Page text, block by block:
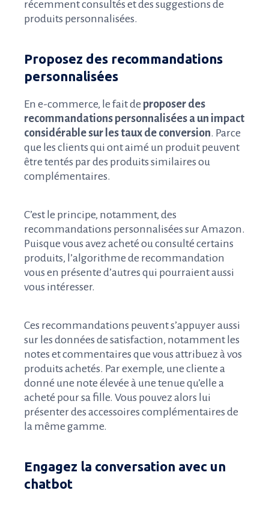
récemment consultés et des suggestions de
produits personnalisées.
Proposez des recommandations
personnalisées
En e-commerce, le fait de proposer des
recommandations personnalisées a un impact
considérable sur les taux de conversion. Parce
que les clients qui ont aimé un produit peuvent
être tentés par des produits similaires ou
complémentaires.
C’est le principe, notamment, des
recommandations personnalisées sur Amazon.
Puisque vous avez acheté ou consulté certains
produits, l’algorithme de recommandation
vous en présente d’autres qui pourraient aussi
vous intéresser.
Ces recommandations peuvent s’appuyer aussi
sur les données de satisfaction, notamment les
notes et commentaires que vous attribuez à vos
produits achetés. Par exemple, une cliente a
donné une note élevée à une tenue qu’elle a
acheté pour sa fille. Vous pouvez alors lui
présenter des accessoires complémentaires de
la même gamme.
Engagez la conversation avec un
chatbot